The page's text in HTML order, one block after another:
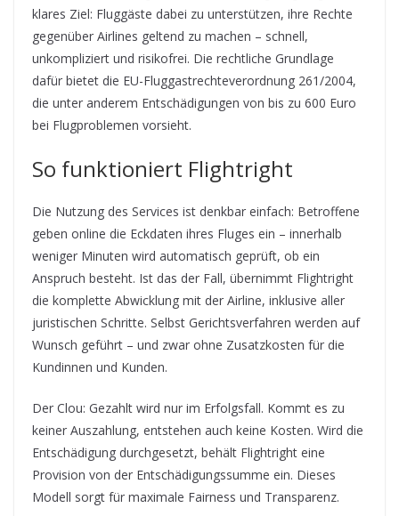
klares Ziel: Fluggäste dabei zu unterstützen, ihre Rechte
gegenüber Airlines geltend zu machen – schnell,
unkompliziert und risikofrei. Die rechtliche Grundlage
dafür bietet die EU-Fluggastrechteverordnung 261/2004,
die unter anderem Entschädigungen von bis zu 600 Euro
bei Flugproblemen vorsieht.
So funktioniert Flightright
Die Nutzung des Services ist denkbar einfach: Betroffene
geben online die Eckdaten ihres Fluges ein – innerhalb
weniger Minuten wird automatisch geprüft, ob ein
Anspruch besteht. Ist das der Fall, übernimmt Flightright
die komplette Abwicklung mit der Airline, inklusive aller
juristischen Schritte. Selbst Gerichtsverfahren werden auf
Wunsch geführt – und zwar ohne Zusatzkosten für die
Kundinnen und Kunden.
Der Clou: Gezahlt wird nur im Erfolgsfall. Kommt es zu
keiner Auszahlung, entstehen auch keine Kosten. Wird die
Entschädigung durchgesetzt, behält Flightright eine
Provision von der Entschädigungssumme ein. Dieses
Modell sorgt für maximale Fairness und Transparenz.